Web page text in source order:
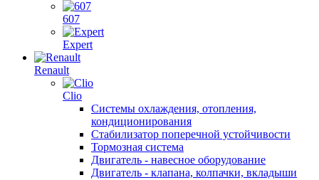
607
Expert
Renault
Clio
Системы охлаждения, отопления,
кондиционирования
Стабилизатор поперечной устойчивости
Тормозная система
Двигатель - навесное оборудование
Двигатель - клапана, колпачки, вкладыши